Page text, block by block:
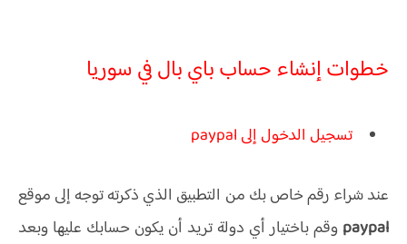
خطوات إنشاء حساب باي بال في سوريا
تسجيل الدخول إلى paypal
عند شراء رقم خاص بك من التطبيق الذي ذكرته توجه إلى موقع
paypal وقم باختيار أي دولة تريد أن يكون حسابك عليها وبعد